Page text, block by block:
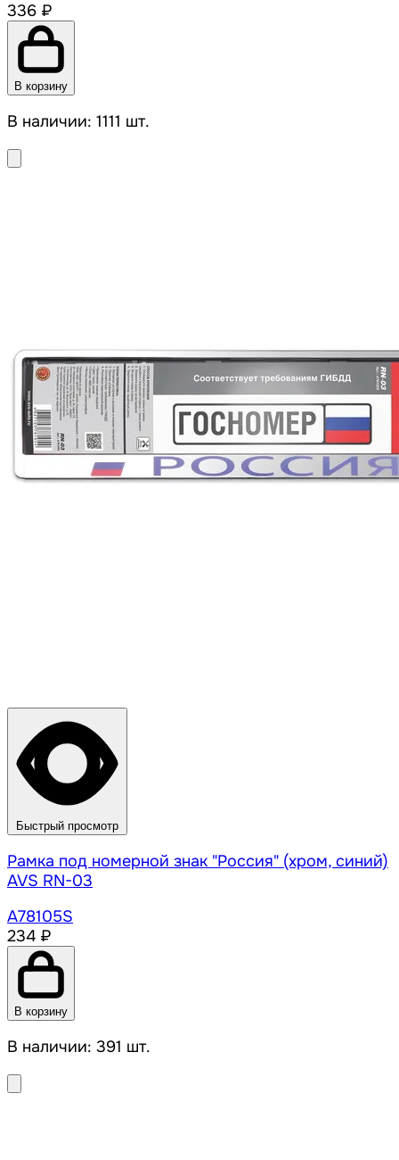
336 ₽
В корзину
В наличии: 1111 шт.
Быстрый просмотр
Рамка под номерной знак "Россия" (хром, синий)
AVS RN-03
A78105S
234 ₽
В корзину
В наличии: 391 шт.